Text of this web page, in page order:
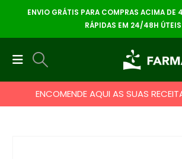
ENVIO GRÁTIS PARA COMPRAS ACIMA DE
RÁPIDAS EM 24/48H ÚTEIS
ENCOMENDE AQUI AS SUAS